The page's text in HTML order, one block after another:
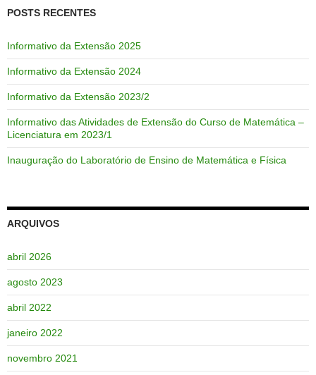
POSTS RECENTES
Informativo da Extensão 2025
Informativo da Extensão 2024
Informativo da Extensão 2023/2
Informativo das Atividades de Extensão do Curso de Matemática –
Licenciatura em 2023/1
Inauguração do Laboratório de Ensino de Matemática e Física
ARQUIVOS
abril 2026
agosto 2023
abril 2022
janeiro 2022
novembro 2021